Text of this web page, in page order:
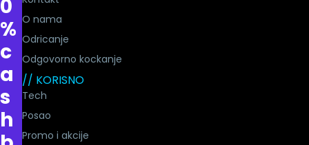
0
%
c
a
s
h
O nama
Odricanje
Odgovorno kockanje
// KORISNO
Tech
Posao
Promo i akcije